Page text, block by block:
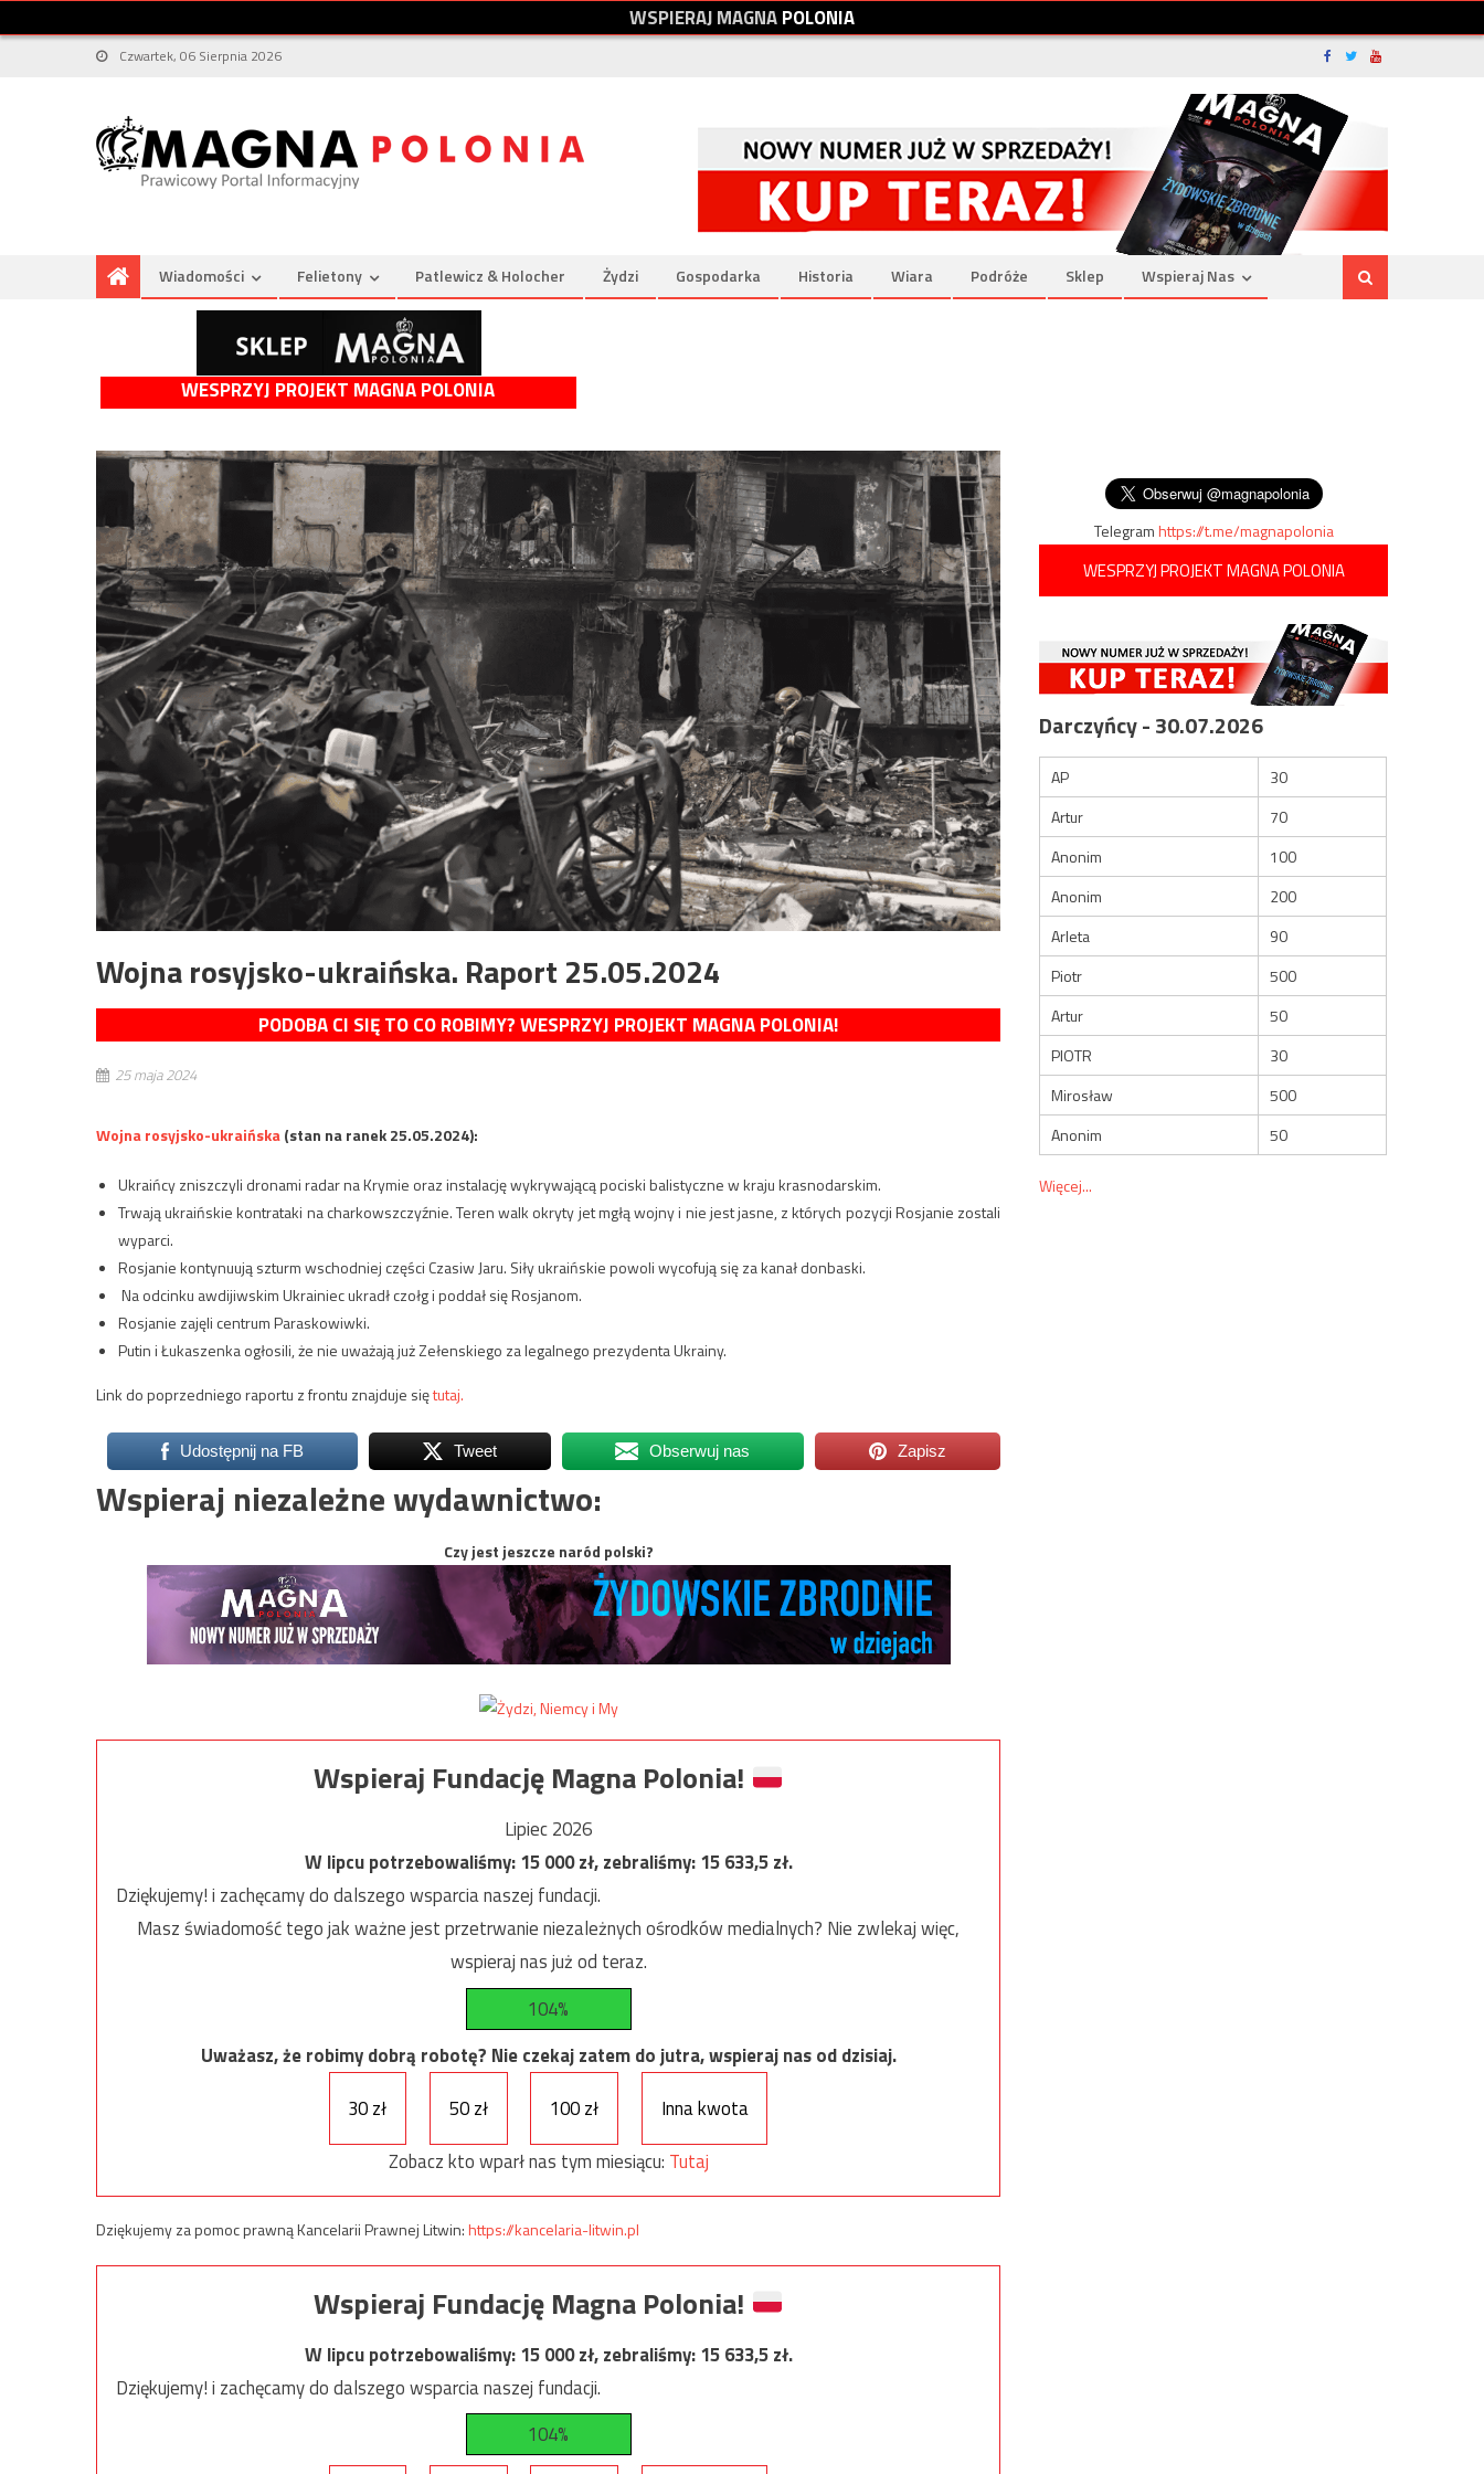
WSPIERAJMAGNAPOLONIA
Czwartek, 06 Sierpnia 2026
Wiadomości Felietony Patlewicz & Holocher Żydzi Gospodarka Historia Wiara Podróże Sklep Wspieraj Nas
WESPRZYJ PROJEKT MAGNA POLONIA
Wojna rosyjsko-ukraińska. Raport 25.05.2024
PODOBA CI SIĘ TO CO ROBIMY? WESPRZYJ PROJEKT MAGNA POLONIA!
25 maja 2024
Wojna rosyjsko-ukraińska(stan na ranek 25.05.2024):
Ukraińcy zniszczyli dronami radar na Krymie oraz instalację wykrywającą pociski balistyczne w kraju krasnodarskim.
Trwają ukraińskie kontrataki na charkowszczyźnie. Teren walk okryty jet mgłą wojny i nie jest jasne, z których pozycji Rosjanie zostali
wyparci.
Rosjanie kontynuują szturm wschodniej części Czasiw Jaru. Siły ukraińskie powoli wycofują się za kanał donbaski.
Na odcinku awdijiwskim Ukrainiec ukradł czołg i poddał się Rosjanom.
Rosjanie zajęli centrum Paraskowiwki.
Putin i Łukaszenka ogłosili, że nie uważają już Zełenskiego za legalnego prezydenta Ukrainy.
Link do poprzedniego raportu z frontu znajduje siętutaj.
Udostępnij na FB Tweet Obserwuj nas Zapisz
Wspieraj niezależne wydawnictwo:
Czy jest jeszcze naród polski?
Wspieraj Fundację Magna Polonia!
Lipiec 2026
W lipcu potrzebowaliśmy:15 000zł, zebraliśmy:15 633,5zł.
Dziękujemy! i zachęcamy do dalszego wsparcia naszej fundacji.
Masz świadomość tego jak ważne jest przetrwanie niezależnych ośrodków medialnych? Nie zwlekaj więc,
wspieraj nas już od teraz.
104%
Uważasz, że robimy dobrą robotę? Nie czekaj zatem do jutra, wspieraj nas od dzisiaj.
30 zł
50 zł 100 zł
Inna kwota
Zobacz kto wparł nas tym miesiącu: Tutaj
Dziękujemy za pomoc prawną Kancelarii Prawnej Litwin:https://kancelaria-litwin.pl
Wspieraj Fundację Magna Polonia!
W lipcu potrzebowaliśmy:15 000zł, zebraliśmy:15 633,5zł.
Dziękujemy! i zachęcamy do dalszego wsparcia naszej fundacji.
104%
Telegramhttps://t.me/magnapolonia
WESPRZYJ PROJEKT MAGNA POLONIA
Darczyńcy - 30.07.2026
AP
30
Artur
70
Anonim
100
Anonim
200
Arleta
90
Piotr
500
Artur
50
PIOTR
30
Mirosław
500
Anonim
50
Więcej...